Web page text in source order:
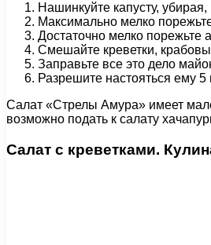
Нашинкуйте капусту,
Максимально мелко
Достаточно мелко
Смешайте креветки,
Заправьте все это дело
Разрешите настояться ему
Салат «Стрелы Амура» имеет
возможно подать к салату
Салат с креветками.